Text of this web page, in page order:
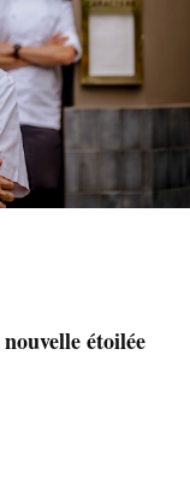
étoilée